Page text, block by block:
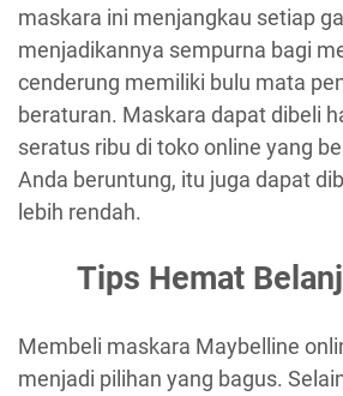
maskara ini menjangkau setiap
menjadikannya sempurna bagi
cenderung memiliki bulu mata
beraturan. Maskara dapat dibeli
seratus ribu di toko online yang
Anda beruntung, itu juga dapat
lebih rendah.
Tips Hemat
Membeli maskara Maybelline
menjadi pilihan yang bagus.